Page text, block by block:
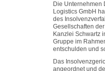
Die Unternehmen
Logistics GmbH
des
Gesellschaften
Kanzlei Schwartz
Gruppe im
entschulden und
Das
angeordnet und